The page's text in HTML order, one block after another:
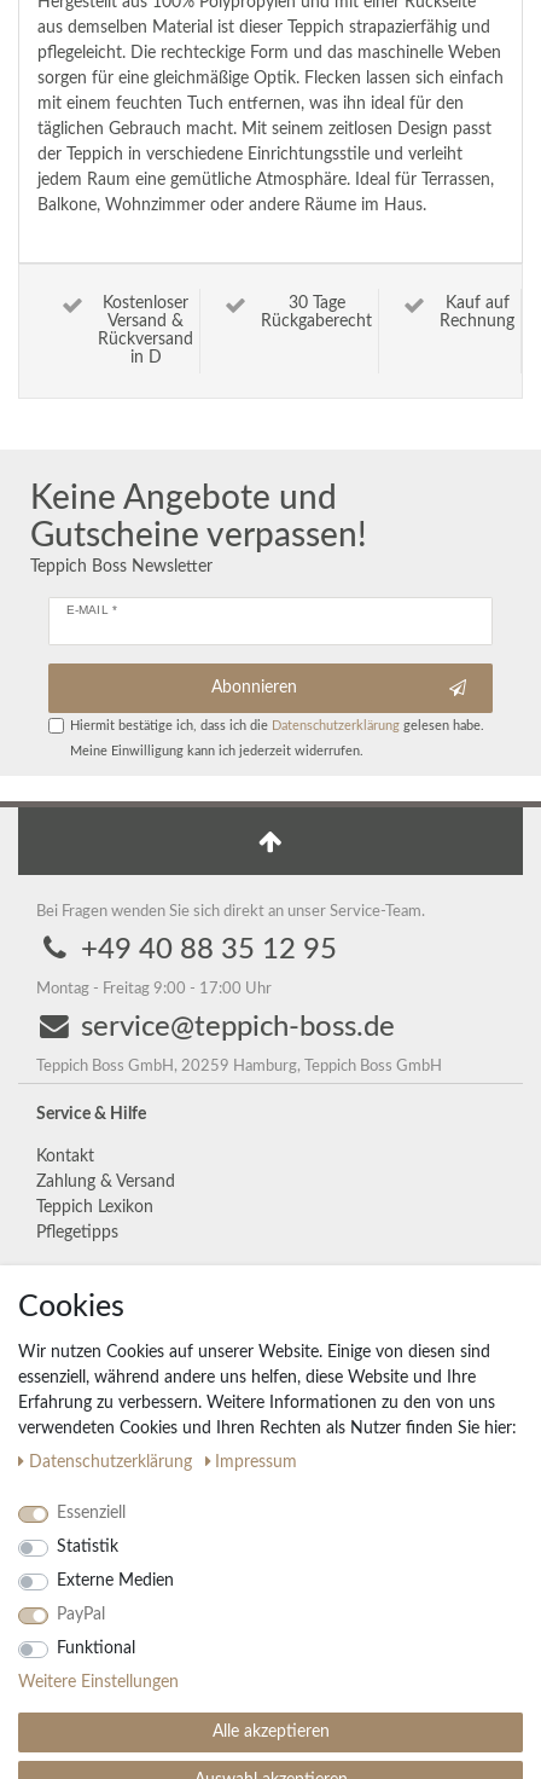
aus demselben Material ist dieser Teppich strapazierfähig und
pflegeleicht. Die rechteckige Form und das maschinelle Weben
sorgen für eine gleichmäßige Optik. Flecken lassen sich einfach
mit einem feuchten Tuch entfernen, was ihn ideal für den
täglichen Gebrauch macht. Mit seinem zeitlosen Design passt
der Teppich in verschiedene Einrichtungsstile und verleiht
jedem Raum eine gemütliche Atmosphäre. Ideal für Terrassen,
Balkone, Wohnzimmer oder andere Räume im Haus.
Kostenloser
Versand &
Rückversand
in D
30 Tage
Rückgaberecht
Kauf auf
Rechnung
Keine Angebote und
Gutscheine verpassen!
Teppich Boss Newsletter
E-MAIL *
Abonnieren
Hiermit bestätige ich, dass ich die Daten­schutz­erklärunggelesen habe.
Meine Einwilligung kann ich jederzeit widerrufen.
Bei Fragen wenden Sie sich direkt an unser Service-Team.
+49 40 88 35 12 95
Montag - Freitag 9:00 - 17:00 Uhr
service@teppich-boss.de
Teppich Boss GmbH, 20259 Hamburg, Teppich Boss GmbH
Service & Hilfe
Kontakt
Zahlung & Versand
Teppich Lexikon
Pflegetipps
Unternehmen
Widerrufs­recht
Vertrag widerrufen
Impressum
Daten­schutz­erklärung
AGB
Ihre Vorteile
30 Tage Rückgaberecht
Große Auswahl
Kauf auf Rechnung
Einfache Auftragsverfolgung
Cookies
Wir nutzen Cookies auf unserer Website. Einige von diesen sind
essenziell, während andere uns helfen, diese Website und Ihre
Erfahrung zu verbessern. Weitere Informationen zu den von uns
verwendeten Cookies und Ihren Rechten als Nutzer finden Sie hier:
Daten­schutz­erklärung
Impressum
Essenziell
Statistik
Externe Medien
PayPal
Funktional
Weitere Einstellungen
Alle akzeptieren